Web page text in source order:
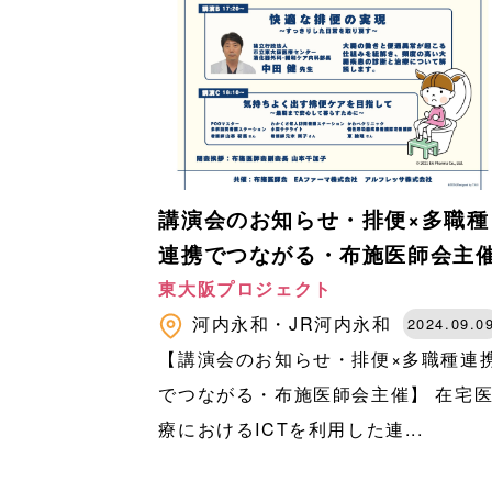
講演会のお知らせ・排便×多職種
連携でつながる・布施医師会主
東大阪プロジェクト
河内永和・JR河内永和
2024.09.09
【講演会のお知らせ・排便×多職種連
でつながる・布施医師会主催】 在宅医
療におけるICTを利用した連...